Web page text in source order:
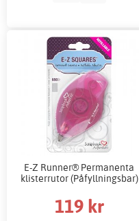
E-Z Runner® Permanenta
klisterrutor (Påfyllningsbar)
119 kr